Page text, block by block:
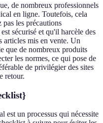
de nombreux professionnels
en ligne. Toutefois, cela
pas les précautions
sécurisé et qu'il harcèle des
articles mis en vente. Un
que de nombreux produits
les normes, ce qui pose de
de privilégier des sites
retour.
est un processus qui nécessite